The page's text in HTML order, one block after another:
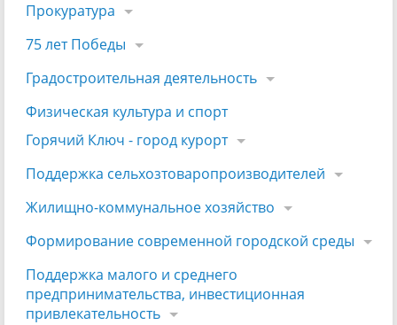
Прокуратура
75 лет Победы
Градостроительная деятельность
Физическая культура и спорт
Горячий Ключ - город курорт
Поддержка сельхозтоваропроизводителей
Жилищно-коммунальное хозяйство
Формирование современной городской среды
Поддержка малого и среднего
предпринимательства, инвестиционная
привлекательность